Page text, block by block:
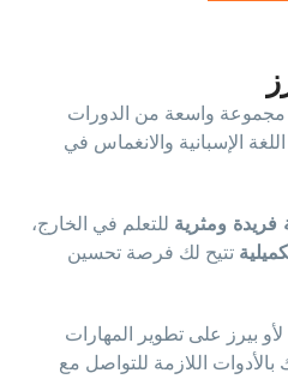
واسعة من الدورات
الإسبانية والانغماس في
فريدة ومثريةللتعلم في الخارج،
تتيح لك فرصة تحسين
لأو بيرز على تطوير المهارات
اللازمة للتواصل مع